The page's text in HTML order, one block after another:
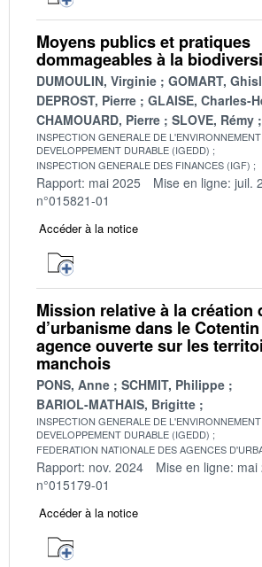
Moyens publics et pratiques
dommageables à la
DUMOULIN, Virginie
GOMART,
DEPROST, Pierre
GLAISE, Charles-
CHAMOUARD, Pierre
SLOVE, Rémy
INSPECTION GENERALE DE
DEVELOPPEMENT DURABLE (IGEDD)
INSPECTION GENERALE DES FINANCES (IGF)
Rapport: mai 2025 Mise en ligne: juil.
n°015821-01
Accéder à la notice
Mission relative à la création
d’urbanisme dans le
agence ouverte sur les
manchois
PONS, Anne
SCHMIT, Philippe
BARIOL-MATHAIS, Brigitte
INSPECTION GENERALE DE
DEVELOPPEMENT DURABLE (IGEDD)
FEDERATION NATIONALE DES AGENCES
Rapport: nov. 2024 Mise en ligne: mai
n°015179-01
Accéder à la notice